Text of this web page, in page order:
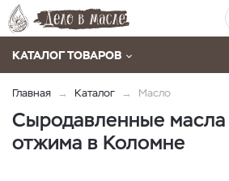
КАТАЛОГ ТОВАРОВ
Главная Каталог Масло
Сыродавленные масла
отжима в Коломне